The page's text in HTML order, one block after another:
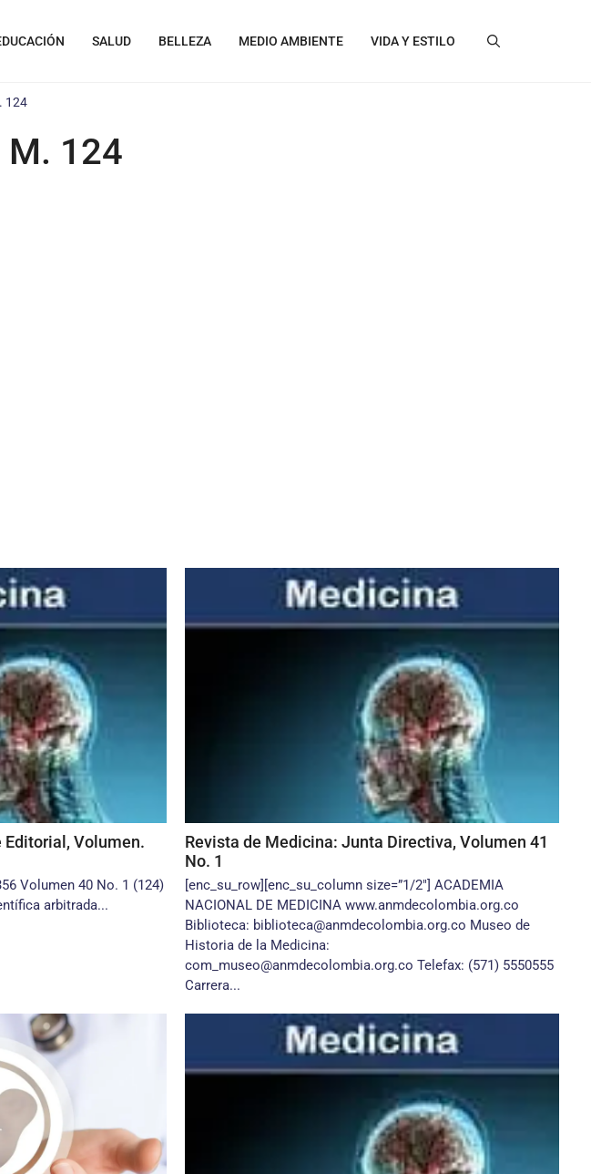
SALUD BELLEZA MEDIO AMBIENTE VIDA Y ESTILO
124
124
Volumen.
Volumen 40 No. 1 (124)
arbitrada...
Revista de Medicina: Junta Directiva, Volumen 41
No. 1
[enc_su_row][enc_su_column size=”1/2″] ACADEMIA
NACIONAL DE MEDICINA www.anmdecolombia.org.co
Biblioteca: biblioteca@anmdecolombia.org.co Museo de
Historia de la Medicina:
com_museo@anmdecolombia.org.co Telefax: (571) 5550555
Carrera...